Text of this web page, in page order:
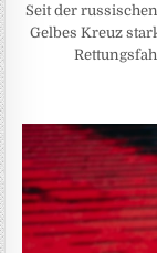
Seit der
Gelbes Kreuz